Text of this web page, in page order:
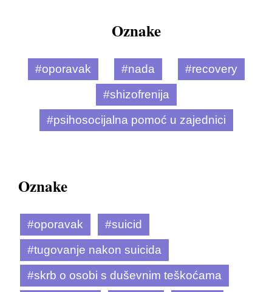
Oznake
#oporavak #nada
#recovery
#shizofrenija
#psihosocijalna pomoć u zajednici
Oznake
#oporavak
#suicid
#tugovanje nakon suicida
#skrb o osobi s duševnim teškoćama